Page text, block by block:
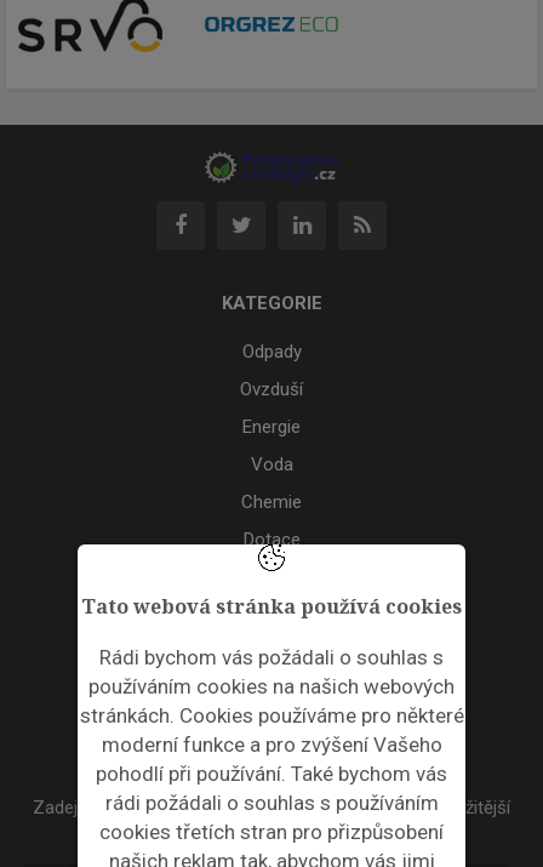
Tato webová stránka používá cookies
Rádi bychom vás požádali o souhlas s
používáním cookies na našich webových
stránkách. Cookies používáme pro některé
moderní funkce a pro zvýšení Vašeho
pohodlí při používání. Také bychom vás
rádi požádali o souhlas s používáním
cookies třetích stran pro přizpůsobení
našich reklam tak, abychom vás jimi
KATEGORIE
Odpady
Ovzduší
Energie
Voda
Chemie
Dotace
Akce
ODPADNÍ PLASTY
NEWSLETTER
Zadejte váš email a my Vám budeme zasílat ty nejdůležitější
informace, maximálně 1x týdně.